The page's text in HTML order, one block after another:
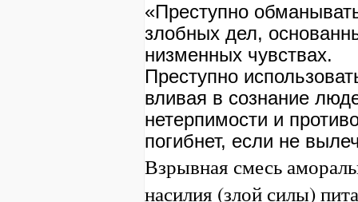
«Преступно
злобных дел,
низменных чувствах.
Преступно
вливая в сознание
нетерпимости и
погибнет, если не
Взрывная смесь
насилия (злой силы)